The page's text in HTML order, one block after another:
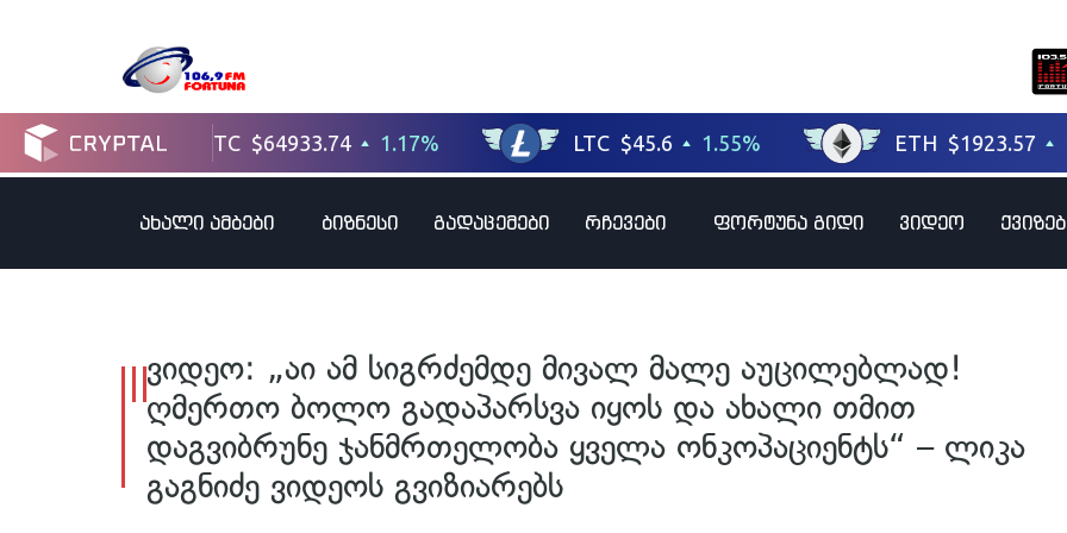
ახალი ამბები ბიზნესი გადაცემები რჩევები ფორტუნა გიდი ვიდეო
ვიდეო: „აი ამ სიგრძემდე მივალ მალე აუცილებლად!
ღმერთო ბოლო გადაპარსვა იყოს და ახალი თმით
დაგვიბრუნე ჯანმრთელობა ყველა ონკოპაციენტს“ – ლიკა
გაგნიძე ვიდეოს გვიზიარებს